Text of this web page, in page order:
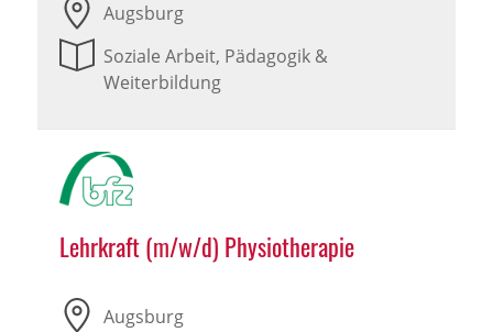
Augsburg
Soziale Arbeit, Pädagogik &
Weiterbildung
Lehrkraft (m/w/d) Physiotherapie
Augsburg